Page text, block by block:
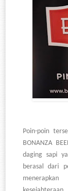
Poin-poin
BONANZA
daging sapi
berasal dari